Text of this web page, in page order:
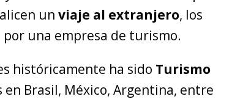
un viaje al extranjero, los
una empresa de turismo.
históricamente ha sido Turismo
Brasil, México, Argentina, entre